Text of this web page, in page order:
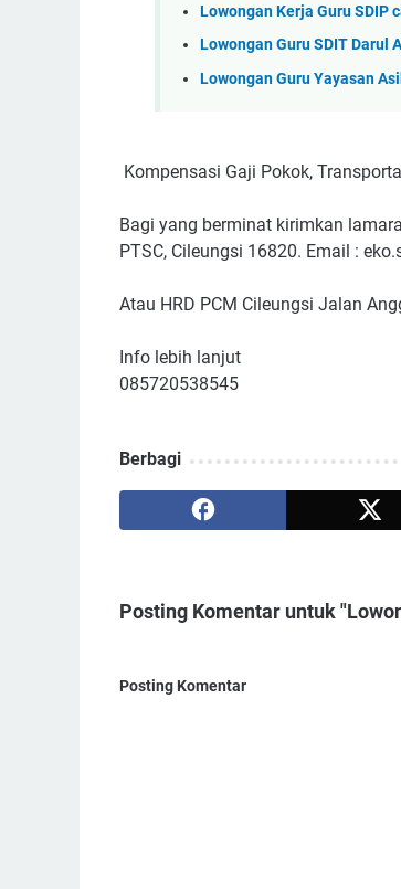
Lowongan Kerja Guru SDIP
Lowongan Guru SDIT Darul
Lowongan Guru Yayasan
Kompensasi Gaji Pokok,
Bagi yang berminat kirimkan
PTSC, Cileungsi 16820. Email :
Atau HRD PCM Cileungsi Jalan
Info lebih lanjut
085720538545
Berbagi
Posting Komentar untuk
Posting Komentar